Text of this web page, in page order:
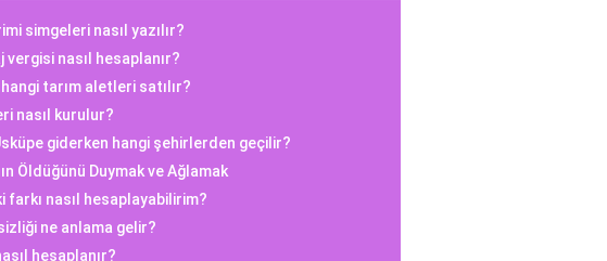
simgeleri nasıl yazılır?
nasıl hesaplanır?
tarım aletleri satılır?
nasıl kurulur?
giderken hangi şehirlerden geçilir?
Öldüğünü Duymak ve Ağlamak
farkı nasıl hesaplayabilirim?
ne anlama gelir?
hesaplanır?